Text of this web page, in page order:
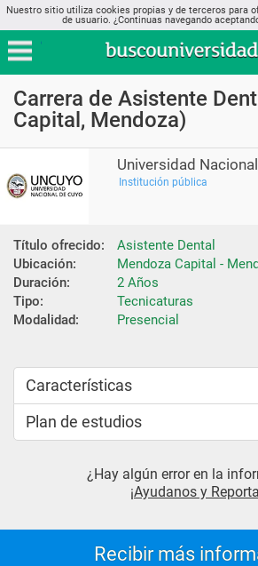
Nuestro sitio utiliza cookies propias y de terceros para
de usuario. ¿Continuas navegando
Carrera de Asistente
Capital, Mendoza)
Universidad
Institución pública
Título ofrecido:
Asistente Dental
Ubicación:
Mendoza Capital -
Duración:
2 Años
Tipo:
Tecnicaturas
Modalidad:
Presencial
Características
Plan de estudios
¿Hay algún error en la
¡Ayudanos y
Recibir más